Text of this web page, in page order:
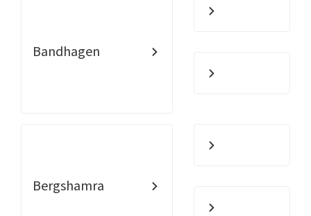
Bandhagen
Bergshamra